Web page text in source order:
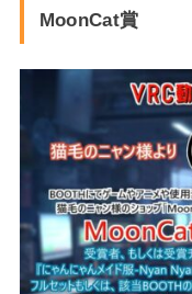
MoonCat賞